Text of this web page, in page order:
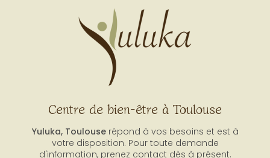
Centre de bien-être à Toulouse
Yuluka, Toulouserépond à vos besoins et est à
votre disposition. Pour toute demande
d'information, prenez contact dès à présent.